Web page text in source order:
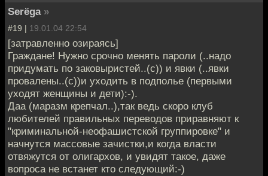
Serёga »
#19 | 19.01.04 22:54
[затравленно озираясь]
Граждане! Нужно срочно менять пароли (..надо
придумать по заковыристей..(с)) и явки (..явки
провалены..(с))и уходить в подполье (первыми
уходят женщины и дети):-).
Даа (маразм крепчал..),так ведь скоро клуб
любителей правильных переводов приравняют к
"криминальной-неофашистской группировке" и
начнутся массовые зачистки,и когда власти
отвяжутся от олигархов, и увидят такое, даже
вопроса не встанет кто следующий:-)